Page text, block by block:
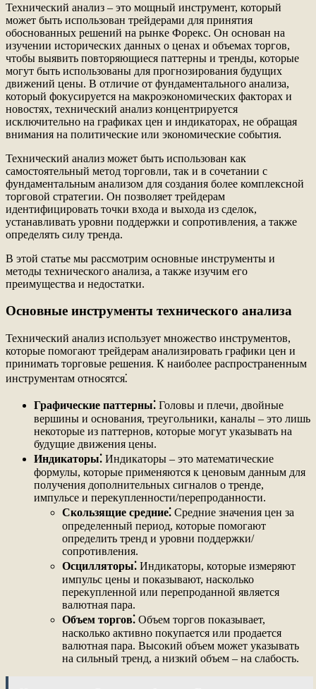
Технический анализ – это мощный инструмент, который
может быть использован трейдерами для принятия
обоснованных решений на рынке Форекс. Он основан на
изучении исторических данных о ценах и объемах торгов,
чтобы выявить повторяющиеся паттерны и тренды, которые
могут быть использованы для прогнозирования будущих
движений цены. В отличие от фундаментального анализа,
который фокусируется на макроэкономических факторах и
новостях, технический анализ концентрируется
исключительно на графиках цен и индикаторах, не обращая
внимания на политические или экономические события.
Технический анализ может быть использован как
самостоятельный метод торговли, так и в сочетании с
фундаментальным анализом для создания более комплексной
торговой стратегии. Он позволяет трейдерам
идентифицировать точки входа и выхода из сделок,
устанавливать уровни поддержки и сопротивления, а также
определять силу тренда.
В этой статье мы рассмотрим основные инструменты и
методы технического анализа, а также изучим его
преимущества и недостатки.
Основные инструменты технического анализа
Технический анализ использует множество инструментов,
которые помогают трейдерам анализировать графики цен и
принимать торговые решения. К наиболее распространенным
инструментам относятся⁚
Графические паттерны⁚ Головы и плечи, двойные
вершины и основания, треугольники, каналы – это лишь
некоторые из паттернов, которые могут указывать на
будущие движения цены.
Индикаторы⁚ Индикаторы – это математические
формулы, которые применяются к ценовым данным для
получения дополнительных сигналов о тренде,
импульсе и перекупленности/перепроданности.
Скользящие средние⁚ Средние значения цен за
определенный период, которые помогают
определить тренд и уровни поддержки/
сопротивления.
Осцилляторы⁚ Индикаторы, которые измеряют
импульс цены и показывают, насколько
перекупленной или перепроданной является
валютная пара.
Объем торгов⁚ Объем торгов показывает,
насколько активно покупается или продается
валютная пара. Высокий объем может указывать
на сильный тренд, а низкий объем – на слабость.